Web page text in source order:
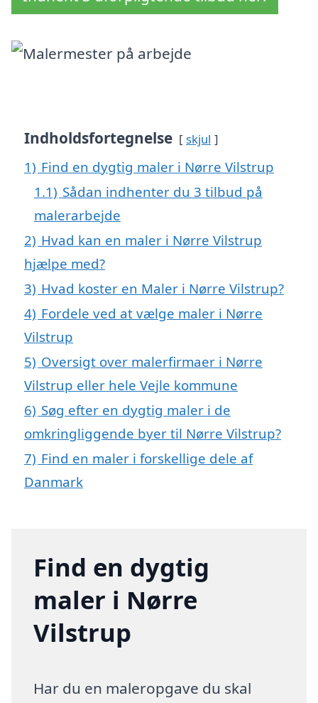
Indholdsfortegnelse skjul
1) Find en dygtig maler i Nørre Vilstrup
1.1) Sådan indhenter du 3 tilbud på
malerarbejde
2) Hvad kan en maler i Nørre Vilstrup
hjælpe med?
3) Hvad koster en Maler i Nørre Vilstrup?
4) Fordele ved at vælge maler i Nørre
Vilstrup
5) Oversigt over malerfirmaer i Nørre
Vilstrup eller hele Vejle kommune
6) Søg efter en dygtig maler i de
omkringliggende byer til Nørre Vilstrup?
7) Find en maler i forskellige dele af
Danmark
Find en dygtig
maler i Nørre
Vilstrup
Har du en maleropgave du skal